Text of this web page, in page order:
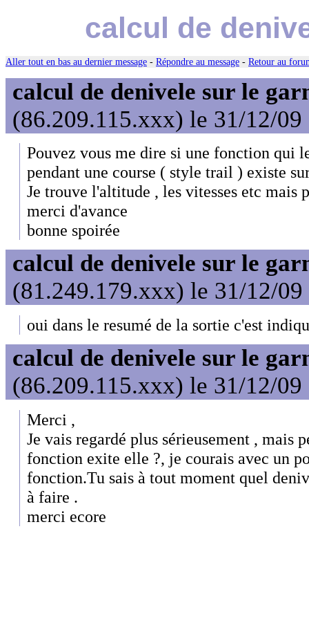
calcul de
Aller tout en bas au dernier message - Répondre au message - Retour au
calcul de denivele sur le
(86.209.115.xxx) le 31/12/09
Pouvez vous me dire si une fonction qui
pendant une course ( style trail ) existe
Je trouve l'altitude , les vitesses etc mais
merci d'avance
bonne spoirée
calcul de denivele sur le
(81.249.179.xxx) le 31/12/09
oui dans le resumé de la sortie c'est
calcul de denivele sur le
(86.209.115.xxx) le 31/12/09
Merci ,
Je vais regardé plus sérieusement , mais
fonction exite elle ?, je courais avec un
fonction.Tu sais à tout moment quel
à faire .
merci ecore